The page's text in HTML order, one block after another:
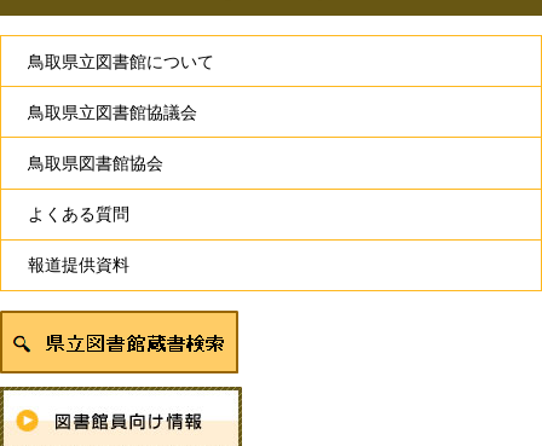
鳥取県立図書館について
鳥取県立図書館協議会
鳥取県図書館協会
よくある質問
報道提供資料